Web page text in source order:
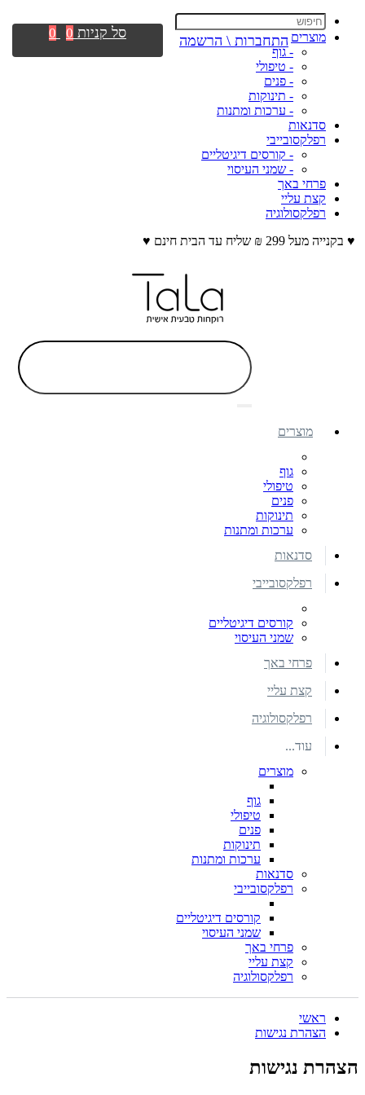
מוצרים
- גוף
- טיפולי
- פנים
- תינוקות
- ערכות ומתנות
סדנאות
רפלקסובייבי
- קורסים דיגיטליים
- שמני העיסוי
פרחי באך
קצת עליי
רפלקסולוגיה
♥ בקנייה מעל 299 ₪ שליח עד הבית חינם ♥
התחברות \ הרשמה סל קניות 0
0
מוצרים
גוף
טיפולי
פנים
תינוקות
ערכות ומתנות
סדנאות
רפלקסובייבי
קורסים דיגיטליים
שמני העיסוי
פרחי באך
קצת עליי
רפלקסולוגיה
עוד...
מוצרים
גוף
טיפולי
פנים
תינוקות
ערכות ומתנות
סדנאות
רפלקסובייבי
קורסים דיגיטליים
שמני העיסוי
פרחי באך
קצת עליי
רפלקסולוגיה
ראשי
הצהרת נגישות
הצהרת נגישות